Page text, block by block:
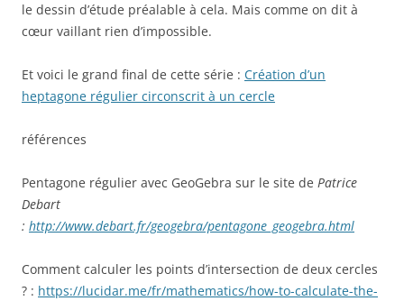
le dessin d’étude préalable à cela. Mais comme on dit à
cœur vaillant rien d’impossible.
Et voici le grand final de cette série : Création d’un
heptagone régulier circonscrit à un cercle
références
Pentagone régulier avec GeoGebra sur le site de Patrice
Debart
: http://www.debart.fr/geogebra/pentagone_geogebra.html
Comment calculer les points d’intersection de deux cercles
? : https://lucidar.me/fr/mathematics/how-to-calculate-the-